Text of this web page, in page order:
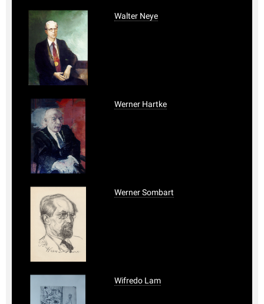
Walter Neye
Werner Hartke
Werner Sombart
Wifredo Lam